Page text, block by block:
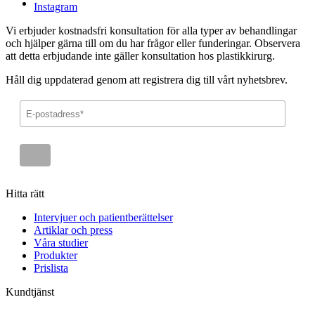
Instagram
Vi erbjuder kostnadsfri konsultation för alla typer av behandlingar
och hjälper gärna till om du har frågor eller funderingar. Observera
att detta erbjudande inte gäller konsultation hos plastikkirurg.
Håll dig uppdaterad genom att registrera dig till vårt nyhetsbrev.
Hitta rätt
Intervjuer och patientberättelser
Artiklar och press
Våra studier
Produkter
Prislista
Kundtjänst